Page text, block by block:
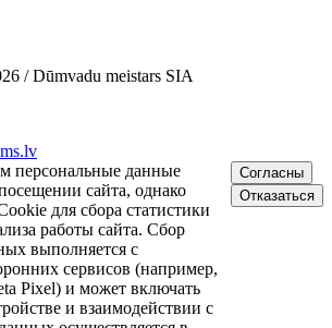
/ Dūmvadu meistars SIA
персональные данные
сайта, однако
для сбора статистики
работы сайта. Сбор
выполняется с
сервисов (например,
Pixel) и может включать
и взаимодействии с
Согласны
Отказаться